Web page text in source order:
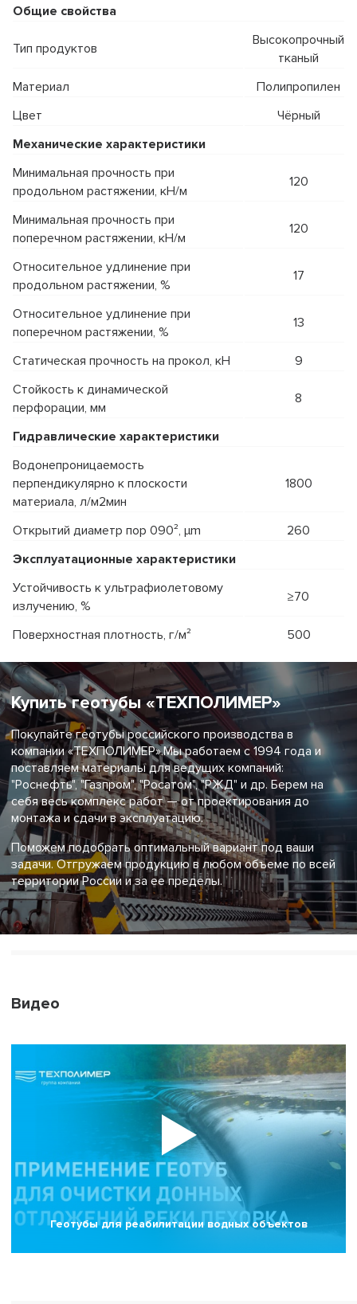
Общие свойства
Тип продуктов
Высокопрочный
тканый
Материал
Полипропилен
Цвет
Чёрный
Механические характеристики
Минимальная прочность при
продольном растяжении, кН/м
120
Минимальная прочность при
поперечном растяжении, кН/м
120
Относительное удлинение при
продольном растяжении, %
17
Относительное удлинение при
поперечном растяжении, %
13
Статическая прочность на прокол, кН
9
Стойкость к динамической
перфорации, мм
8
Гидравлические характеристики
Водонепроницаемость
перпендикулярно к плоскости
материала, л/м2мин
1800
Открытий диаметр пор 090², µm
260
Эксплуатационные характеристики
Устойчивость к ультрафиолетовому
излучению, %
≥70
Поверхностная плотность, г/м² 500
Купить геотубы «ТЕХПОЛИМЕР»
Покупайте геотубы российского производства в
компании «ТЕХПОЛИМЕР».Мы работаем с 1994 года и
поставляем материалы для ведущих компаний:
"Роснефть", "Газпром", "Росатом", "РЖД" и др. Берем на
себя весь комплекс работ — от проектирования до
монтажа и сдачи в эксплуатацию.
Поможем подобрать оптимальный вариант под ваши
задачи. Отгружаем продукцию в любом объеме по всей
территории России и за ее пределы.
Видео
Геотубы для реабилитации водных объектов